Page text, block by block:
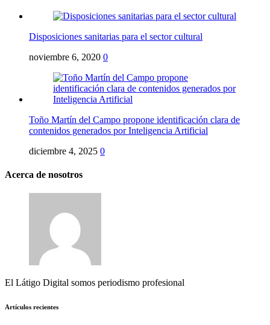
Disposiciones sanitarias para el sector cultural
noviembre 6, 2020 0
Toño Martín del Campo propone identificación clara de
contenidos generados por Inteligencia Artificial
diciembre 4, 2025 0
Acerca de nosotros
El Látigo Digital somos periodismo profesional
Artículos recientes